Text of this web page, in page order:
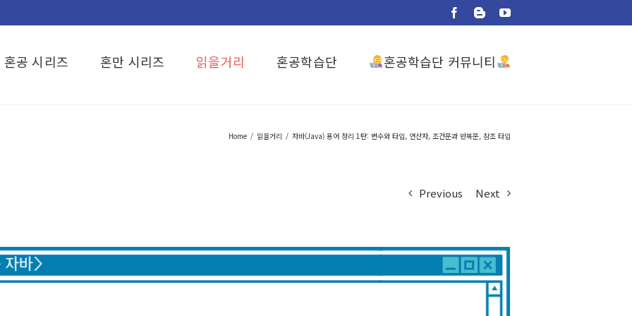
Facebook
BloggerYouTube
혼공 시리즈 혼만 시리즈 읽을거리 혼공학습단 혼공학습단 커뮤니티
Home / 읽을거리 / 자바(Java) 용어 정리 1탄: 변수와 타입, 연산자, 조건문과 반복문, 참조 타입
Previous Next